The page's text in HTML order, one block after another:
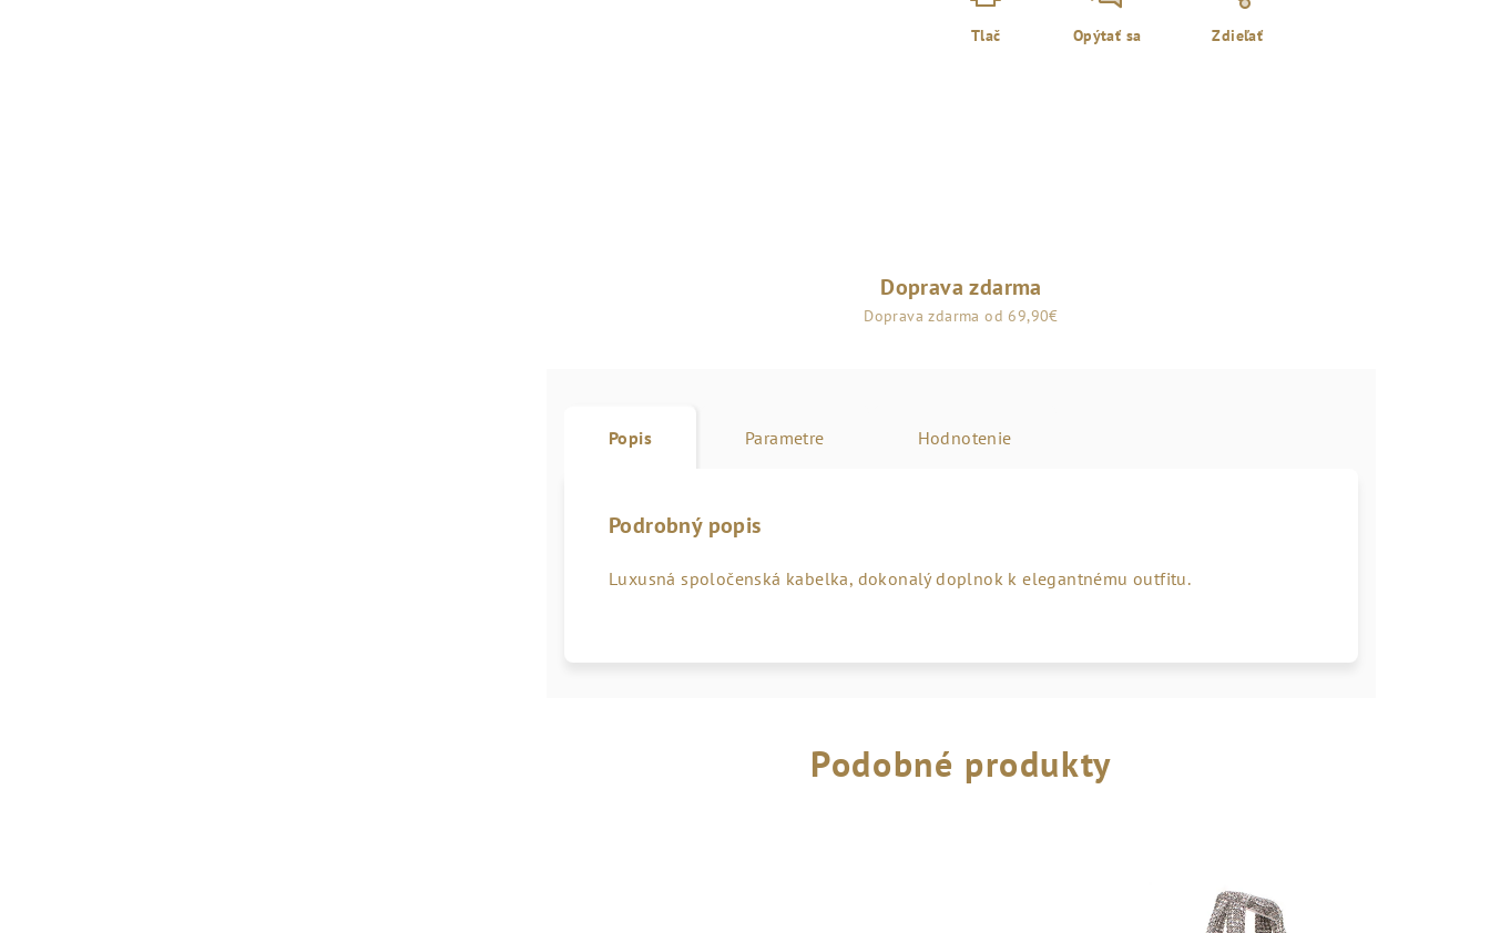
Tlač Opýtať sa Zdieľať
Doprava zdarma
Doprava zdarma od 69,90€
Popis Parametre Hodnotenie
Podrobný popis
Luxusná spoločenská kabelka, dokonalý doplnok k elegantnému outfitu.
Podobné produkty